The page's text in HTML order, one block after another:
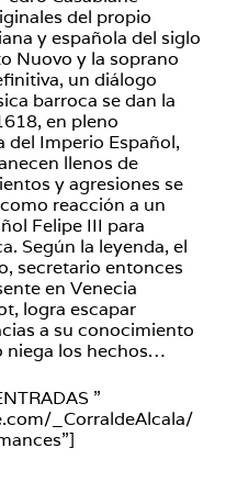
del propio
y española del siglo
Nuovo y la soprano
un diálogo
barroca se dan la
en pleno
del Imperio Español,
llenos de
y agresiones se
reacción a un
Felipe III para
Según la leyenda, el
secretario entonces
en Venecia
logra escapar
a su conocimiento
niega los hechos…
”
_CorraldeAlcala/